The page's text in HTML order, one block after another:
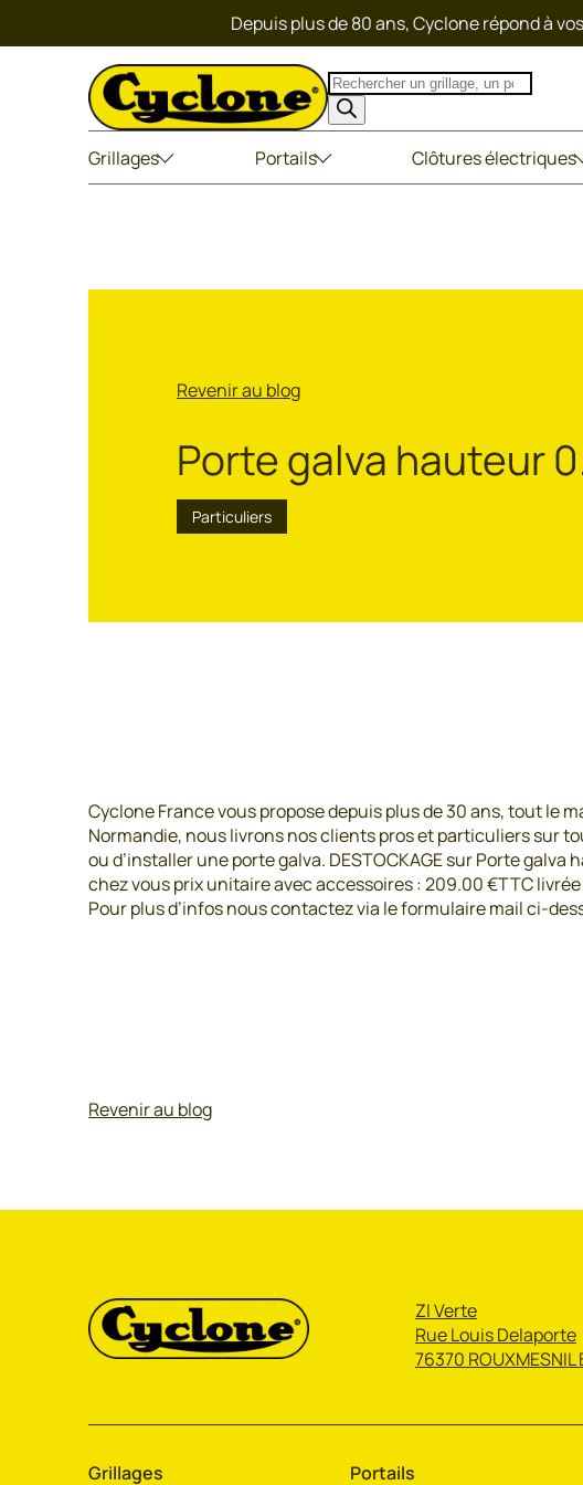
Depuis plus de 80 ans, Cyclone répond à
Recherche
de
produits
Grillages Portails Clôtures électriques
Revenir au blog
Porte galva hauteur
Particuliers
Cyclone France vous propose depuis plus de 30 ans, tout le
Normandie, nous livrons nos clients pros et particuliers sur
ou d’installer une porte galva. DESTOCKAGE sur Porte
chez vous prix unitaire avec accessoires : 209.00 €TTC
Pour plus d’infos nous contactez via le formulaire mail ci-
Revenir au blog
ZI Verte
Rue Louis Delaporte
76370 ROUXMESNIL
Grillages Portails